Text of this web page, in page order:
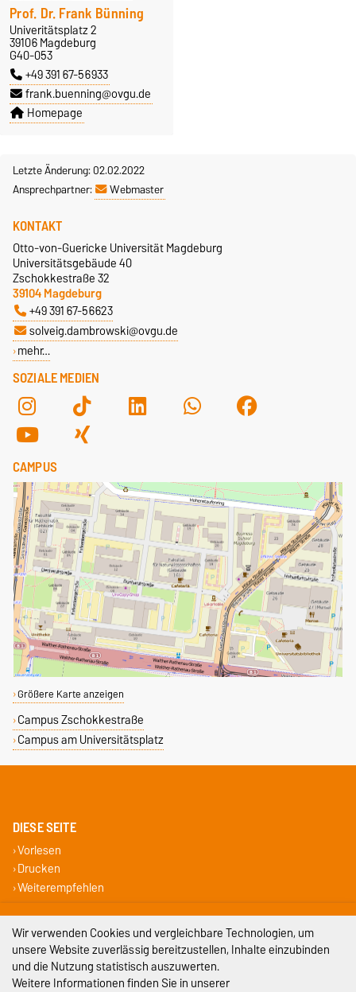
Prof. Dr. Frank Bünning
Univeritätsplatz 2
39106 Magdeburg
G40-053
+49 391 67-56933
frank.buenning@ovgu.de
Homepage
Letzte Änderung: 02.02.2022
Ansprechpartner:
Webmaster
SOZIALE MEDIEN
KONTAKT
Otto-von-Guericke Universität Magdeburg
Universitätsgebäude 40
Zschokkestraße 32
39104 Magdeburg
+49 391 67-56623
solveig.dambrowski@ovgu.de
mehr…
CAMPUS
Größere Karte anzeigen
Campus Zschokkestraße
Campus am Universitätsplatz
DIESE SEITE
Vorlesen
Drucken
Weiterempfehlen
Impressum
Datenschutz
Wir verwenden Cookies und vergleichbare Technologien, um
unsere Website zuverlässig bereitzustellen, Inhalte einzubinden
und die Nutzung statistisch auszuwerten.
Weitere Informationen finden Sie in unserer